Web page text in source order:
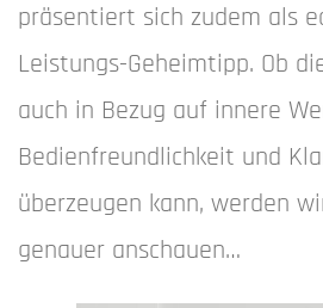
präsentiert sich zudem als
Leistungs-Geheimtipp. Ob
auch in Bezug auf innere
Bedienfreundlichkeit und
überzeugen kann, werden
genauer anschauen…